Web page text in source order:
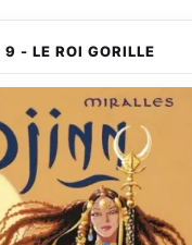
- LE ROI GORILLE